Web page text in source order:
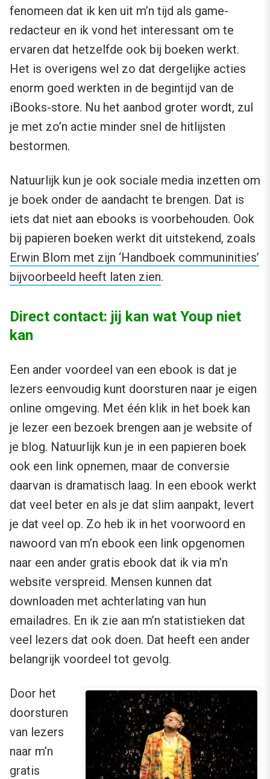
fenomeen dat ik ken uit m’n tijd als game-
redacteur en ik vond het interessant om te
ervaren dat hetzelfde ook bij boeken werkt.
Het is overigens wel zo dat dergelijke acties
enorm goed werkten in de begintijd van de
iBooks-store. Nu het aanbod groter wordt, zul
je met zo’n actie minder snel de hitlijsten
bestormen.
Natuurlijk kun je ook sociale media inzetten om
je boek onder de aandacht te brengen. Dat is
iets dat niet aan ebooks is voorbehouden. Ook
bij papieren boeken werkt dit uitstekend, zoals
Erwin Blom met zijn ‘Handboek communinities’
bijvoorbeeld heeft laten zien.
Direct contact: jij kan wat Youp niet
kan
Een ander voordeel van een ebook is dat je
lezers eenvoudig kunt doorsturen naar je eigen
online omgeving. Met één klik in het boek kan
je lezer een bezoek brengen aan je website of
je blog. Natuurlijk kun je in een papieren boek
ook een link opnemen, maar de conversie
daarvan is dramatisch laag. In een ebook werkt
dat veel beter en als je dat slim aanpakt, levert
je dat veel op. Zo heb ik in het voorwoord en
nawoord van m’n ebook een link opgenomen
naar een ander gratis ebook dat ik via m’n
website verspreid. Mensen kunnen dat
downloaden met achterlating van hun
emailadres. En ik zie aan m’n statistieken dat
veel lezers dat ook doen. Dat heeft een ander
belangrijk voordeel tot gevolg.
Door het
doorsturen
van lezers
naar m’n
gratis